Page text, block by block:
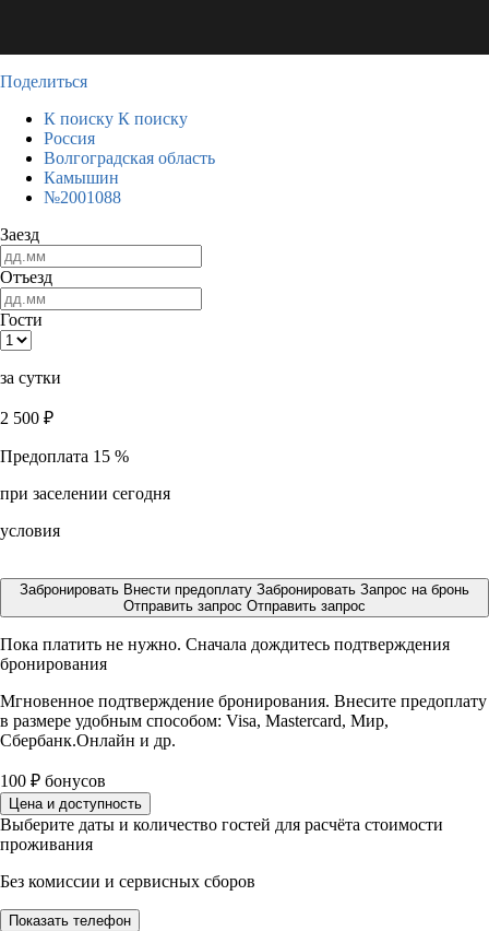
Поделиться
К поиску К поиску
Россия
Волгоградская область
Камышин
№2001088
Заезд
Отъезд
Гости
за сутки
2 500 ₽
Предоплата 15 %
при заселении сегодня
условия
Забронировать Внести предоплату Забронировать Запрос на бронь
Отправить запрос Отправить запрос
Пока платить не нужно. Сначала дождитесь подтверждения
бронирования
Мгновенное подтверждение бронирования. Внесите предоплату
в размере удобным способом: Visa, Mastercard, Мир,
Сбербанк.Онлайн и др.
100 ₽ бонусов
Цена и доступность
Выберите даты и количество гостей для расчёта стоимости
проживания
Без комиссии и сервисных сборов
Показать телефон